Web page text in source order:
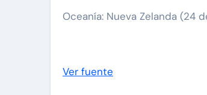
Oceanía: Nueva Zelanda (24
Ver fuente